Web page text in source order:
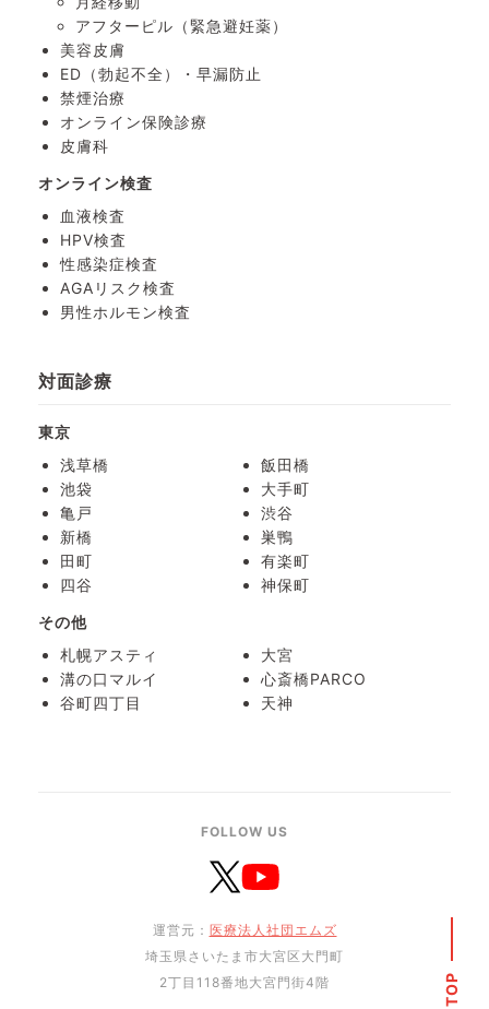
アフターピル （緊急避妊薬）
美容皮膚
ED（勃起不全）・ 早漏防止
禁煙治療
オンライン保険診療
皮膚科
オンライン検査
血液検査
HPV検査
性感染症検査
AGAリスク検査
男性ホルモン検査
対面診療
東京
浅草橋
飯田橋
池袋
大手町
亀戸
渋谷
新橋
巣鴨
田町
有楽町
四谷
神保町
その他
札幌アスティ
大宮
溝の口マルイ
心斎橋PARCO
谷町四丁目
天神
FOLLOW US
運営元： 医療法人社団エムズ
埼玉県さいたま市大宮区大門町
2丁目118番地大宮門街4階